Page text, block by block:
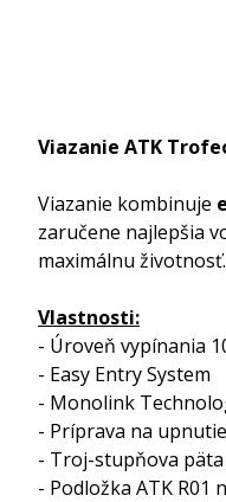
Viazanie ATK
Viazanie kombinuje
zaručene najlepšia
maximálnu
Vlastnosti:
- Úroveň vypínania
- Easy Entry System
- Monolink
- Príprava na
- Troj-stupňova päta
- Podložka ATK R01